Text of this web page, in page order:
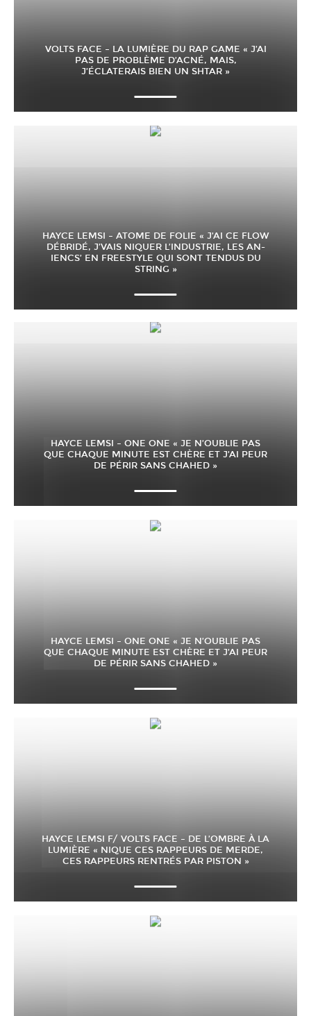
VOLTS FACE – LA LUMIÈRE DU RAP GAME « J’AI
PAS DE PROBLÈME D’ACNÉ, MAIS,
J’ÉCLATERAIS BIEN UN SHTAR »
HAYCE LEMSI – ATOME DE FOLIE « J’AI CE FLOW
DÉBRIDÉ, J’VAIS NIQUER L’INDUSTRIE, LES AN-
IENCS’ EN FREESTYLE QUI SONT TENDUS DU
STRING »
HAYCE LEMSI – ONE ONE « JE N’OUBLIE PAS
QUE CHAQUE MINUTE EST CHÈRE ET J’AI PEUR
DE PÉRIR SANS CHAHED »
HAYCE LEMSI – ONE ONE « JE N’OUBLIE PAS
QUE CHAQUE MINUTE EST CHÈRE ET J’AI PEUR
DE PÉRIR SANS CHAHED »
HAYCE LEMSI F/ VOLTS FACE – DE L’OMBRE À LA
LUMIÈRE « NIQUE CES RAPPEURS DE MERDE,
CES RAPPEURS RENTRÉS PAR PISTON »